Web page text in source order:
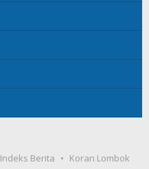
Indeks Berita Koran Lombok